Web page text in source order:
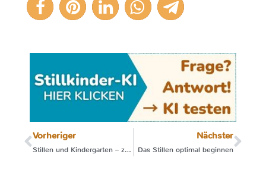
4
Vorheriger
Stillen und Kindergarten – zwei ganz verschiedene Erfahrungen
Nächster
Das Stillen optimal beginnen